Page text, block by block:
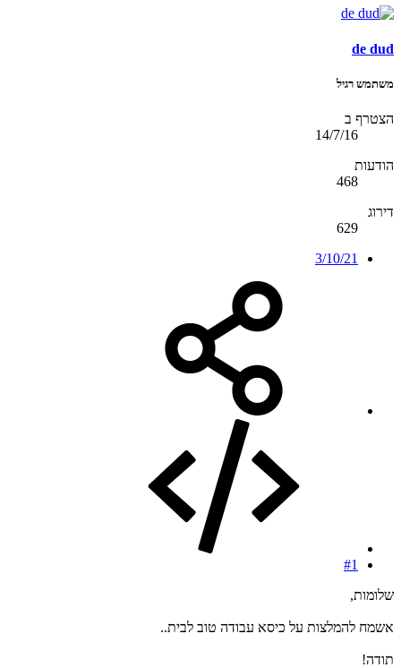
de dud
משתמש רגיל
הצטרף ב
14/7/16
הודעות
468
דירוג
629
3/10/21
#1
שלומות,
אשמח להמלצות על כיסא עבודה טוב לבית..
תודה!